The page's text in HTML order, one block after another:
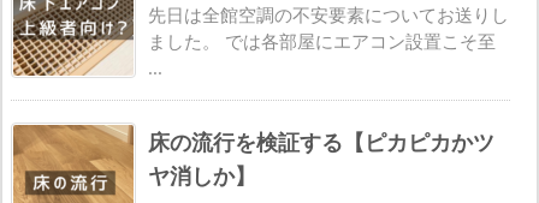
先日は全館空調の不安要素についてお送りし
ました。 では各部屋にエアコン設置こそ至
...
床の流行を検証する【ピカピカかツ
ヤ消しか】